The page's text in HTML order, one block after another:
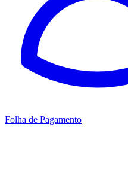
Folha de Pagamento